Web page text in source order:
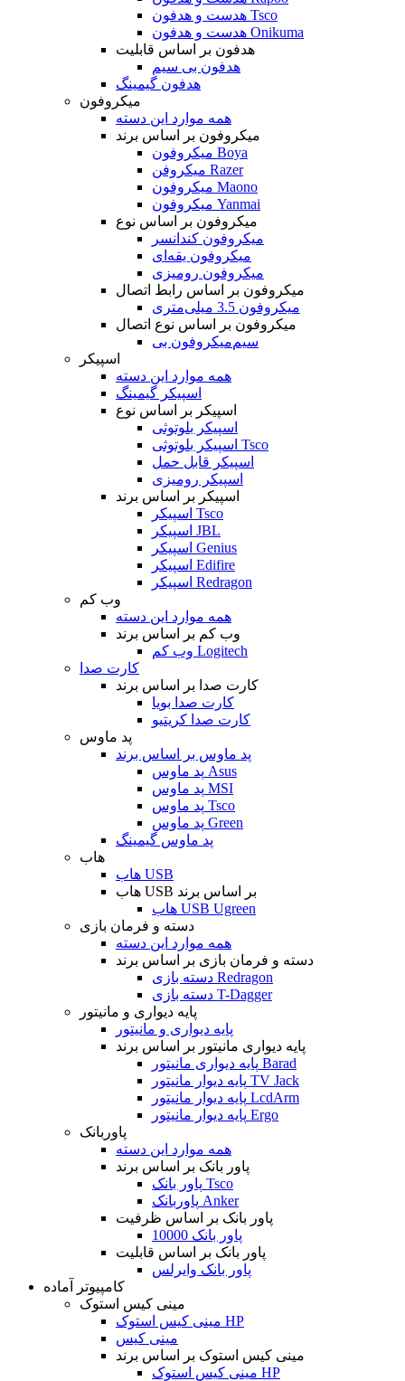
هدست و هدفون Tsco
هدست و هدفون Onikuma
هدفون بر اساس قابلیت
هدفون بی سیم
هدفون گیمینگ
میکروفون
همه موارد این دسته
میکروفون بر اساس برند
میکروفون Boya
میکروفن Razer
میکروفون Maono
میکروفون Yanmai
میکروفون بر اساس نوع
میکروفون کندانسر
میکروفون یقه‌ای
میکروفون رومیزی
میکروفون بر اساس رابط اتصال
میکروفون 3.5 میلی‌متری
میکروفون بر اساس نوع اتصال
میکروفون بی‌‎سیم
اسپیکر
همه موارد این دسته
اسپیکر گیمینگ
اسپیکر بر اساس نوع
اسپیکر بلوتوثی
اسپیکر بلوتوثی Tsco
اسپیکر قابل حمل
اسپیکر رومیزی
اسپیکر بر اساس برند
اسپیکر Tsco
اسپیکر JBL
اسپیکر Genius
اسپیکر Edifire
اسپیکر Redragon
وب کم
همه موارد این دسته
وب کم بر اساس برند
وب کم Logitech
کارت صدا
کارت صدا بر اساس برند
کارت صدا بویا
کارت صدا کریتیو
پد ماوس
پد ماوس بر اساس برند
پد ماوس Asus
پد ماوس MSI
پد ماوس Tsco
پد ماوس Green
پد ماوس گیمینگ
هاب
هاب USB
هاب USB بر اساس برند
هاب USB Ugreen
دسته و فرمان بازی
همه موارد این دسته
دسته و فرمان بازی بر اساس برند
دسته بازی Redragon
دسته بازی T-Dagger
پایه دیواری و مانیتور
پایه دیواری و مانیتور
پایه دیواری مانیتور بر اساس برند
پایه دیواری مانیتور Barad
پایه دیوار مانیتور TV Jack
پایه دیوار مانیتور LcdArm
پایه دیوار مانیتور Ergo
پاوربانک
همه موارد این دسته
پاور بانک بر اساس برند
پاور بانک Tsco
پاوربانک Anker
پاور بانک بر اساس ظرفیت
پاور بانک 10000
پاور بانک بر اساس قابلیت
پاور بانک وایرلس
کامپیوتر آماده
مینی کیس استوک
مینی کیس استوک HP
مینی کیس
مینی کیس استوک بر اساس برند
مینی کیس استوک HP